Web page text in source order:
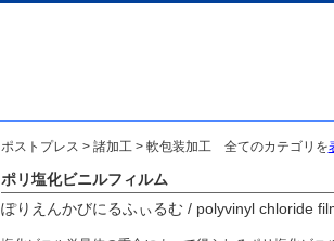
ポストプレス > 諸加工 > 軟包装加工全てのカテゴリを
ポリ塩化ビニルフィルム
ぽりえんかびにるふぃるむ / polyvinyl chloride